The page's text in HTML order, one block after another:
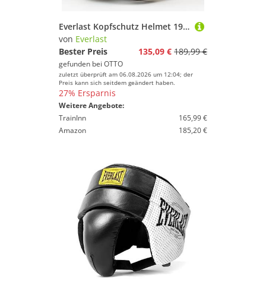
Everlast Kopfschutz Helmet 1910 Headgear
von Everlast
Bester Preis
135,09 € 189,99 €
gefunden bei OTTO
zuletzt überprüft am 06.08.2026 um 12:04; der
Preis kann sich seitdem geändert haben.
27% Ersparnis
Weitere Angebote:
TrainInn
165,99 €
Amazon
185,20 €